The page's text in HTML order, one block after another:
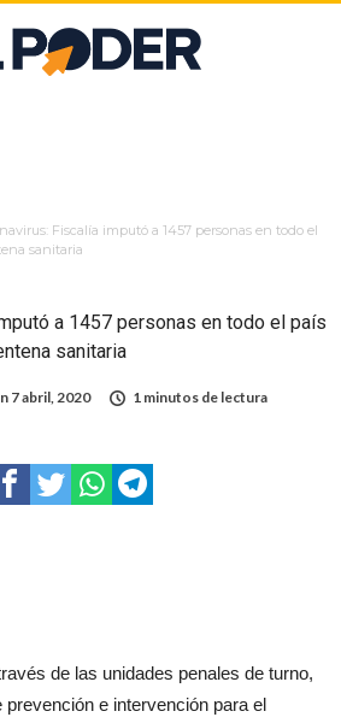
Fiscalía imputó a 1457 personas en todo el
sanitaria
a 1457 personas en todo el país
sanitaria
7 abril, 2020
1 minutos de lectura
de las unidades penales de turno,
e intervención para el